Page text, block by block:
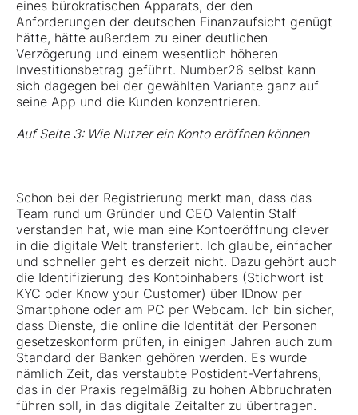
eines bürokratischen Apparats, der den
Anforderungen der deutschen Finanzaufsicht genügt
hätte, hätte außerdem zu einer deutlichen
Verzögerung und einem wesentlich höheren
Investitionsbetrag geführt. Number26 selbst kann
sich dagegen bei der gewählten Variante ganz auf
seine App und die Kunden konzentrieren.
Auf Seite 3: Wie Nutzer ein Konto eröffnen können
Schon bei der Registrierung merkt man, dass das
Team rund um Gründer und CEO Valentin Stalf
verstanden hat, wie man eine Kontoeröffnung clever
in die digitale Welt transferiert. Ich glaube, einfacher
und schneller geht es derzeit nicht. Dazu gehört auch
die Identifizierung des Kontoinhabers (Stichwort ist
KYC oder Know your Customer) über IDnow per
Smartphone oder am PC per Webcam. Ich bin sicher,
dass Dienste, die online die Identität der Personen
gesetzeskonform prüfen, in einigen Jahren auch zum
Standard der Banken gehören werden. Es wurde
nämlich Zeit, das verstaubte Postident-Verfahrens,
das in der Praxis regelmäßig zu hohen Abbruchraten
führen soll, in das digitale Zeitalter zu übertragen.